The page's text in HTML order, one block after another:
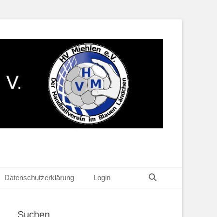
Datenschutzerklärung Login
Suchen